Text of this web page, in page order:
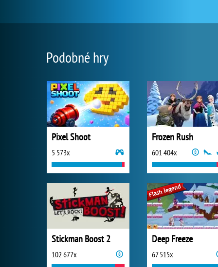
Podobné hry
Pixel Shoot
5 573x
Frozen Rush
601 404x
Stickman Boost 2
102 677x
Deep Freeze
67 515x